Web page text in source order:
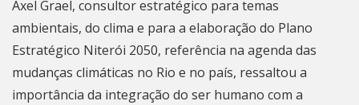
Axel Grael, consultor estratégico para temas
ambientais, do clima e para a elaboração do Plano
Estratégico Niterói 2050, referência na agenda das
mudanças climáticas no Rio e no país, ressaltou a
importância da integração do ser humano com a